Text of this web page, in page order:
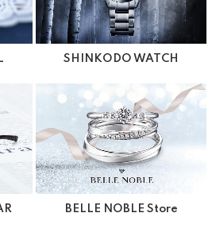
SHINKODO WATCH
BELLE NOBLE Store